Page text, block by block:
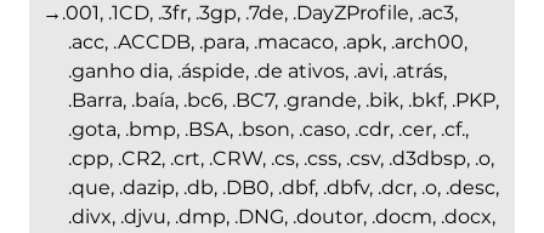
→.001, .1CD, .3fr, .3gp, .7de, .DayZProfile, .ac3,
.acc, .ACCDB, .para, .macaco, .apk, .arch00,
.ganho dia, .áspide, .de ativos, .avi, .atrás,
.Barra, .baía, .bc6, .BC7, .grande, .bik, .bkf, .PKP,
.gota, .bmp, .BSA, .bson, .caso, .cdr, .cer, .cf.,
.cpp, .CR2, .crt, .CRW, .cs, .css, .csv, .d3dbsp, .o,
.que, .dazip, .db, .DB0, .dbf, .dbfv, .dcr, .o, .desc,
.divx, .djvu, .dmp, .DNG, .doutor, .docm, .docx,